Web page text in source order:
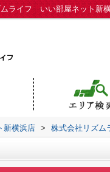
ライフ いい部屋ネット新
新横浜店 > 株式会社リズ